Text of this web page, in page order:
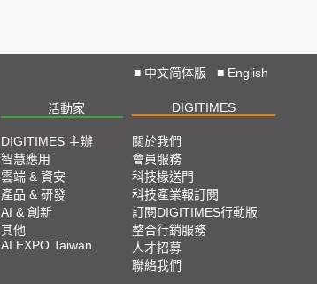
■ 中文简体版 ■ English
活動家 DIGITIMES
DIGITIMES 主辦
智慧應用
雲端 & 資安
產品 & 研發
AI & 創新
其他
AI EXPO Taiwan
關於我們
會員服務
科技椽送門
科技產業報訂閱
訂閱DIGITIMES行動版
整合行銷服務
人才招募
聯絡我們